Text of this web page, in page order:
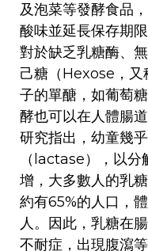
及泡菜等發酵食品
酸味並延長保存期限
對於缺乏乳糖酶、
己糖（Hexose，又
子的單醣，如葡萄
酵也可以在人體腸道
研究指出，幼童幾
（lactase），以
增，大多數人的乳
約有65%的人口，
人。因此，乳糖在
不耐症，出現腹瀉等